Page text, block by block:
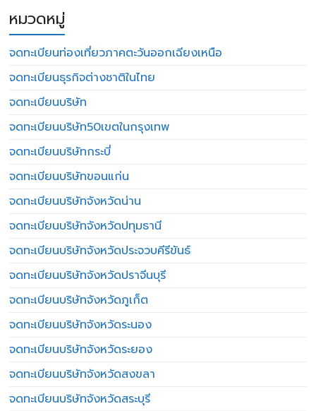
หมวดหมู่
จดทะเบียนท่องเที่ยวภาคตะวันออกเฉียงเหนือ
จดทะเบียนธุรกิจต่างชาติในไทย
จดทะเบียนบริษัท
จดทะเบียนบริษัท50เขตในกรุงเทพ
จดทะเบียนบริษัทกระบี่
จดทะเบียนบริษัทขอนแก่น
จดทะเบียนบริษัทจังหวัดน่าน
จดทะเบียนบริษัทจังหวัดปทุมธานี
จดทะเบียนบริษัทจังหวัดประจวบคีรีขันธ์
จดทะเบียนบริษัทจังหวัดปราจีนบุรี
จดทะเบียนบริษัทจังหวัดภูเก็ต
จดทะเบียนบริษัทจังหวัดระนอง
จดทะเบียนบริษัทจังหวัดระยอง
จดทะเบียนบริษัทจังหวัดสงขลา
จดทะเบียนบริษัทจังหวัดสระบุรี